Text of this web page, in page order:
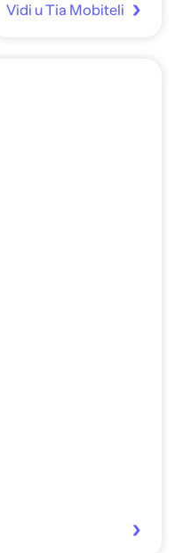
Vidi u Tia Mobiteli